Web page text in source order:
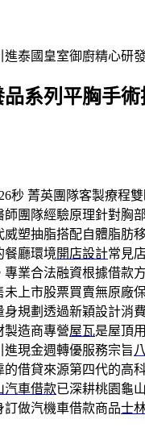
泰國皇室御廚精心研
系列平胸手
秒 菁英團隊客製療程
師團隊經驗原理針對胸
威塑抽脂搭配自體脂肪
餐廳環境開店設計常見
業合法融資根據借款
未上市股票買賣無原廠
身規劃透過新穎設計消
製造商專營屋瓦是屋頂
現金週轉優服務宗旨
的借貸來源第四代的高
汽車借款已深耕桃園龜
做汽機車借款商品士